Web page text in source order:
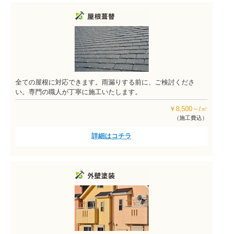
全ての屋根に対応できます。雨漏りする前に、ご検討くださ
い。専門の職人が丁寧に施工いたします。
￥8,500～/㎡
（施工費込）
詳細はコチラ